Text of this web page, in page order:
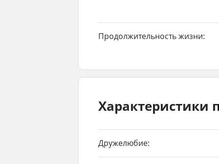
Продолжительность жизни:
Характеристики
Дружелюбие: